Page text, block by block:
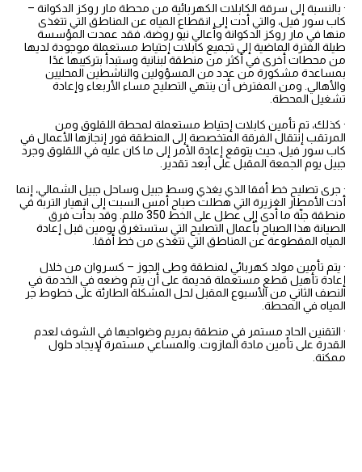
· بالنسبة إلى سرقة الكابلات الكهربائية من محطة مار روكز الدكوانة –
كاب سور فيل، والتي أدت إلى انقطاع المياه عن المناطق التي تتغذى
منها في مار روكز الدكوانة وأعالي نيو روضة، فقد عمدت المؤسسة
طيلة الفترة الماضية إلى تجميع كابلات إحتياط مستعملة موجودة لديها
من محطات أخرى في أكثر من منطقة لبنانية وستبدأ بتركيبها غدًا
بمساعدة مشكورة من عدد من المسؤولين والناشطين المحليين
والأهالي. ومن المفترض أن ينتهي التصليح مساء الأربعاء وإعادة
تشغيل المحطة.
· كذلك، تم تأمين كابلات إحتياط مستعملة لمحطة اللقلوق ومن
المرتقب إنتقال الفرقة المتخصصة إلى المنطقة فور إنجازها الأعمال في
كاب سور فيل، حيث يتوقع إعادة الأمر إلى ما كان عليه في اللقلوق وجرد
جبيل يوم الجمعة المقبل على أبعد تقدير.
· جرى تصليح خط أفقا الذي يغذي وسط جبيل وساحل جبيل الشمالي، إنما
أدت الأمطار الغزيرة التي هطلت صباح أمس السبت إلى انهيار التربة في
منطقة جنّة ما أدى إلى عطل على الخط 350 مللم. وقد بدأت فرق
الصيانة هذا الصباح بأعمال التصليح التي ستستغرق يومين قبل إعادة
المياه المقطوعة عن المناطق التي تتغذى من خط أفقا.
· يتم تأمين مولد كهربائي لمنطقة وطى الجوز – كسروان من خلال
إعادة تأهيل قطع مستعملة قديمة على أن يتم وضعه في الخدمة في
النصف الثاني من الأسبوع المقبل لحل المشكلة الطارئة على خطوط جر
المياه في المحطة.
· التقنين الحاد مستمر في منطقة بمريم وضواحيها في الشوف لعدم
القدرة على تأمين مادة المازوت. والمساعي مستمرة لإيجاد حلول
ممكنة.